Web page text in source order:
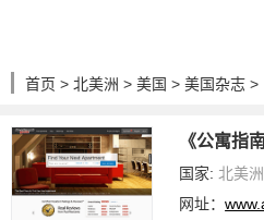
首页 > 北美洲 > 美国 > 美国杂志 >
《公寓指南
国家: 北美洲
网址：